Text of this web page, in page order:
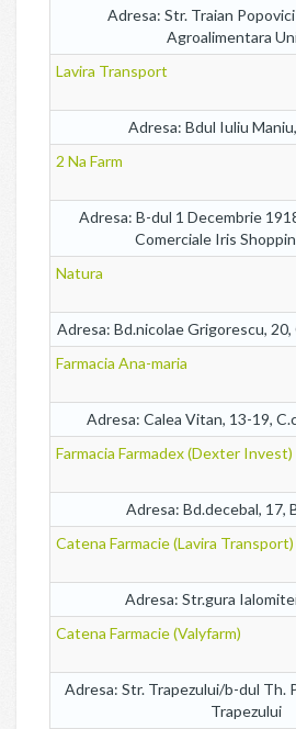
Adresa: Str. Traian
Agroalimentara
Lavira Transport
Adresa: Bdul Iuliu
2 Na Farm
Adresa: B-dul 1 Decembrie
Comerciale Iris
Natura
Adresa: Bd.nicolae Grigorescu,
Farmacia Ana-maria
Adresa: Calea Vitan, 13-19,
Farmacia Farmadex (Dexter Invest)
Adresa: Bd.decebal, 17,
Catena Farmacie (Lavira Transport)
Adresa: Str.gura
Catena Farmacie (Valyfarm)
Adresa: Str. Trapezului/b-dul Th.
Trapezului